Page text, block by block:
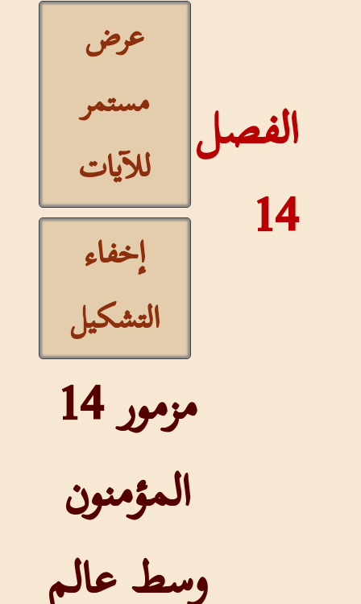
الفصل
14
عرض
مستمر
للآيات
إخفاء
التشكيل
مزمور 14
المؤمنون
وسط عالم